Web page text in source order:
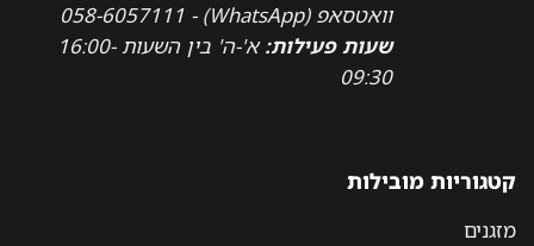
וואטסאפ (WhatsApp) - 058-6057111
שעות פעילות:
א'-ה' בין השעות 16:00-
09:30
קטגוריות מובילות
מזגנים